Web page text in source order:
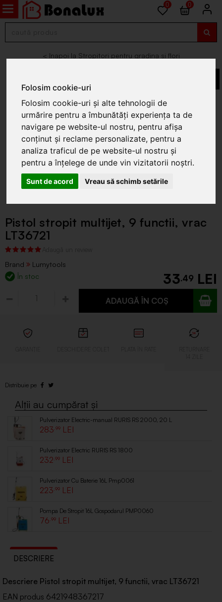
Folosim cookie-uri
Folosim cookie-uri și alte tehnologii de
urmărire pentru a îmbunătăți experiența ta de
navigare pe website-ul nostru, pentru afișa
conținut și reclame personalizate, pentru a
analiza traficul de pe website-ul nostru și
pentru a înțelege de unde vin vizitatorii noștri.
Sunt de acord Vreau să schimb setările
0 0
Stropitori pentru gradina si flori
Pistol stropit multijet, 9 functii, vrac
LT36721
Brand
Lumytools
În stoc
33.49
ADAUGĂ ÎN COȘ
Pulverizator Electric-manual RURIS RS 2000, 20 L
283 .99
Pulverizator Electric RURIS RS 1800
232 .99
Pulverizator Cu Baterie 16L Pmp0061
223 .99
Pompa De Stropit 16L Gospodarul PMP0060
76 .99
DESCRIERE
Descriere Pistol stropit multijet, 9 functii, vrac LT36721
EAN produs 6421948367217